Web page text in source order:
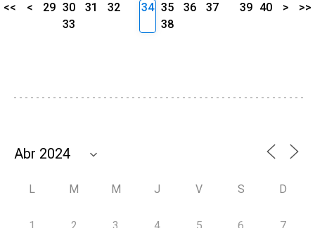
<< < 29 30 31
32
33
34 35 36
37
38
39 40 > >>
L M M J V S D